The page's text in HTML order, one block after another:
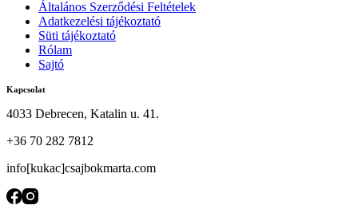
Általános Szerződési Feltételek
Adatkezelési tájékoztató
Süti tájékoztató
Rólam
Sajtó
Kapcsolat
4033 Debrecen, Katalin u. 41.
+36 70 282 7812
info[kukac]csajbokmarta.com